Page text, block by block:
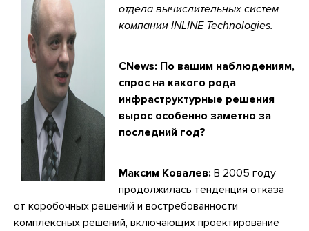
отдела вычислительных систем
компании INLINE Technologies.
CNews: По вашим наблюдениям,
спрос на какого рода
инфраструктурные решения
вырос особенно заметно за
последний год?
Максим Ковалев:В 2005 году
продолжилась тенденция отказа
от коробочных решений и востребованности
комплексных решений, включающих проектирование